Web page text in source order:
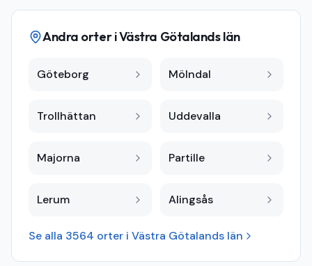
Andra orter iVästra Götalands län
Göteborg Mölndal
Trollhättan Uddevalla
Majorna Partille
Lerum Alingsås
Se alla 3564 orter i Västra Götalands län